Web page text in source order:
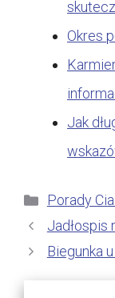
Okres
Jak
Kategorie
Porady
Jadłospis
Biegunka